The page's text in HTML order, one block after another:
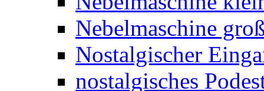
Nebelmaschine
Nostalgischer
nostalgisches